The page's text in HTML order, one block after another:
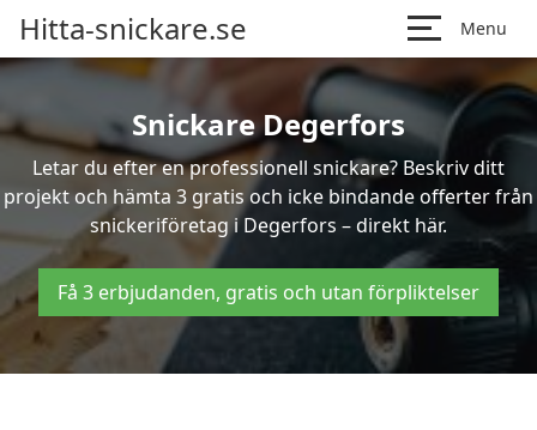
Hitta-snickare.se Menu
Snickare Degerfors
Letar du efter en professionell snickare? Beskriv ditt
projekt och hämta 3 gratis och icke bindande offerter från
snickeriföretag i Degerfors – direkt här.
Få 3 erbjudanden, gratis och utan förpliktelser